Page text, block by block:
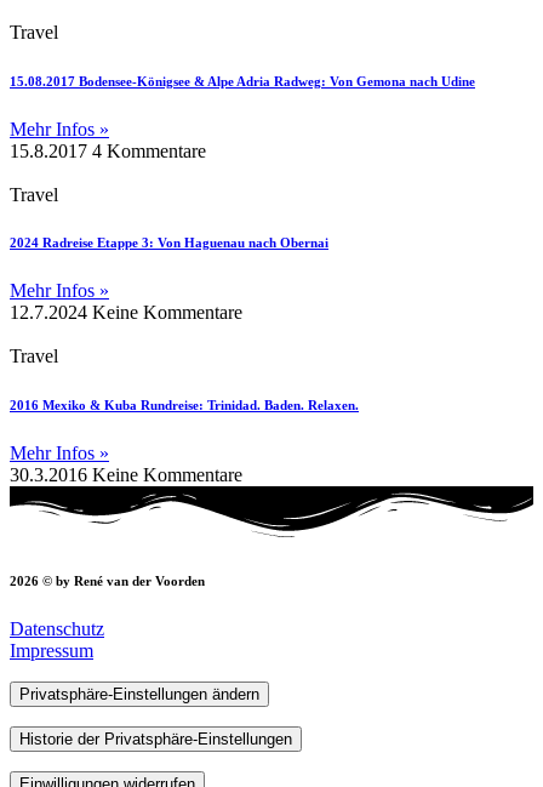
Travel
15.08.2017 Bodensee-Königsee & Alpe Adria Radweg: Von Gemona nach Udine
Mehr Infos »
15.8.2017 4 Kommentare
Travel
2024 Radreise Etappe 3: Von Haguenau nach Obernai
Mehr Infos »
12.7.2024 Keine Kommentare
Travel
2016 Mexiko & Kuba Rundreise: Trinidad. Baden. Relaxen.
Mehr Infos »
30.3.2016 Keine Kommentare
2026 © by René van der Voorden
Datenschutz
Impressum
Privatsphäre-Einstellungen ändern
Historie der Privatsphäre-Einstellungen